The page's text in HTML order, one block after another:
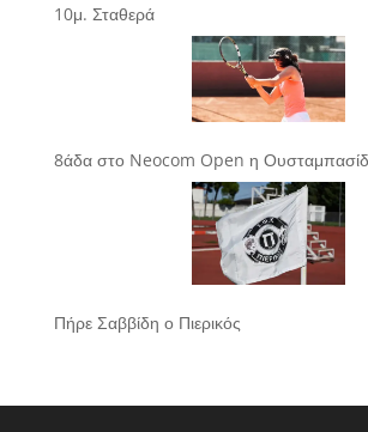
10μ. Σταθερά
8άδα στο Neocom Open η
Πήρε Σαββίδη ο Πιερικός